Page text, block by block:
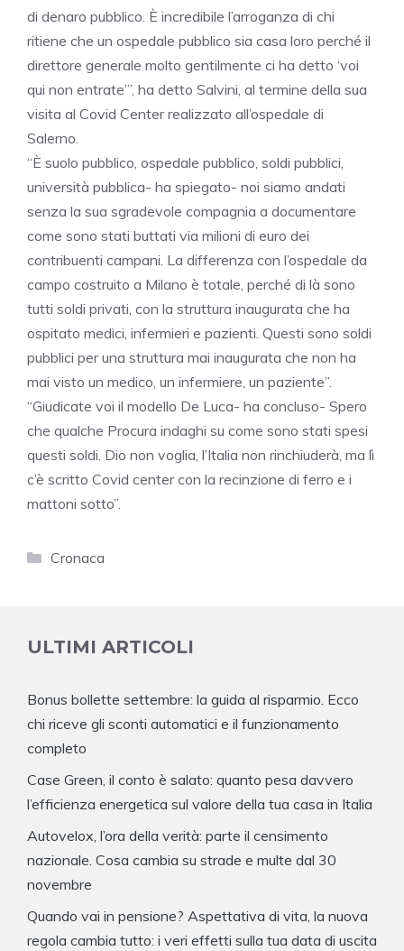
di denaro pubblico. È incredibile l’arroganza di chi
ritiene che un ospedale pubblico sia casa loro perché il
direttore generale molto gentilmente ci ha detto ‘voi
qui non entrate’”, ha detto Salvini, al termine della sua
visita al Covid Center realizzato all’ospedale di
Salerno.
“È suolo pubblico, ospedale pubblico, soldi pubblici,
università pubblica- ha spiegato- noi siamo andati
senza la sua sgradevole compagnia a documentare
come sono stati buttati via milioni di euro dei
contribuenti campani. La differenza con l’ospedale da
campo costruito a Milano è totale, perché di là sono
tutti soldi privati, con la struttura inaugurata che ha
ospitato medici, infermieri e pazienti. Questi sono soldi
pubblici per una struttura mai inaugurata che non ha
mai visto un medico, un infermiere, un paziente”.
“Giudicate voi il modello De Luca- ha concluso- Spero
che qualche Procura indaghi su come sono stati spesi
questi soldi. Dio non voglia, l’Italia non rinchiuderà, ma lì
c’è scritto Covid center con la recinzione di ferro e i
mattoni sotto”.
Categorie
Cronaca
ULTIMI ARTICOLI
Bonus bollette settembre: la guida al risparmio. Ecco
chi riceve gli sconti automatici e il funzionamento
completo
Case Green, il conto è salato: quanto pesa davvero
l’efficienza energetica sul valore della tua casa in Italia
Autovelox, l’ora della verità: parte il censimento
nazionale. Cosa cambia su strade e multe dal 30
novembre
Quando vai in pensione? Aspettativa di vita, la nuova
regola cambia tutto: i veri effetti sulla tua data di uscita